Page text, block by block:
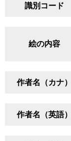
識別コード
絵の内容
作者名（カナ）
作者名（英語）